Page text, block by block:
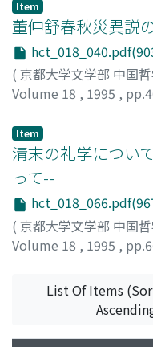
Item
董仲舒春秋災異説
( 京都大学文学部 中国
Volume 18 , 1995 ,
Item
清末の礼学につい
って--
( 京都大学文学部 中国
Volume 18 , 1995 ,
List Of Items